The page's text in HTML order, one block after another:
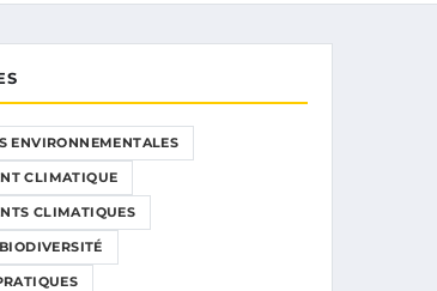
ENVIRONNEMENTALES
CLIMATIQUE
CLIMATIQUES